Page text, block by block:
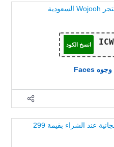
انسخ الكود
وجوه Faces
كود خصم وجوه كيكو مع عينات مجانية عند الشراء بقيمة 299